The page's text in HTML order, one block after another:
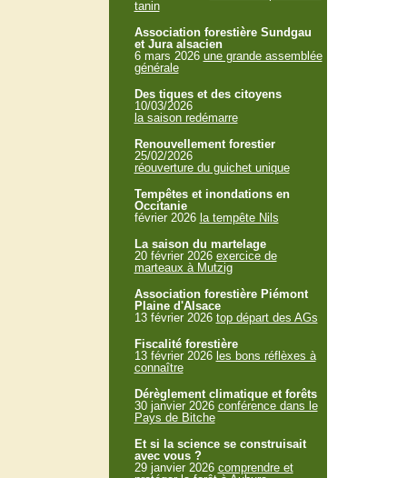
tanin
Association forestière Sundgau
et Jura alsacien
6 mars 2026 une grande assemblée
générale
Des tiques et des citoyens
10/03/2026
la saison redémarre
Renouvellement forestier
25/02/2026
réouverture du guichet unique
Tempêtes et inondations en
Occitanie
février 2026 la tempête Nils
La saison du martelage
20 février 2026 exercice de
marteaux à Mutzig
Association forestière Piémont
Plaine d'Alsace
13 février 2026 top départ des AGs
Fiscalité forestière
13 février 2026 les bons réflèxes à
connaître
Dérèglement climatique et forêts
30 janvier 2026 conférence dans le
Pays de Bitche
Et si la science se construisait
avec vous ?
29 janvier 2026 comprendre et